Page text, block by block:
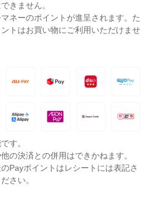
きません。
ネーのポイントが進呈されます。た
トはお買い物にご利用いただけませ
す。
の決済との併用はできかねます。
Payポイントはレシートには表記さ
さい。